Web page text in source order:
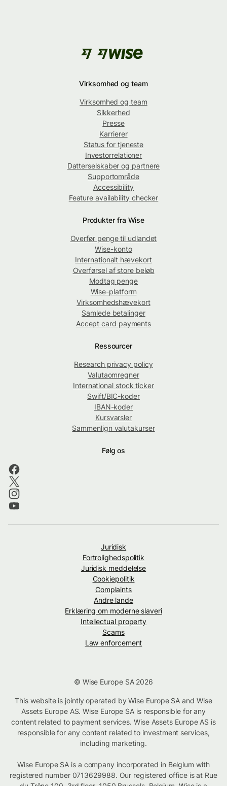
Virksomhed og team
Virksomhed og team
Sikkerhed
Presse
Karrierer
Status for tjeneste
Investorrelationer
Datterselskaber og partnere
Supportområde
Accessibility
Feature availability checker
Produkter fra Wise
Overfør penge til udlandet
Wise-konto
Internationalt hævekort
Overførsel af store beløb
Modtag penge
Wise-platform
Virksomhedshævekort
Samlede betalinger
Accept card payments
Ressourcer
Research privacy policy
Valutaomregner
International stock ticker
Swift/BIC-koder
IBAN-koder
Kursvarsler
Sammenlign valutakurser
Følg os
Juridisk
Fortrolighedspolitik
Juridisk meddelelse
Cookiepolitik
Complaints
Andre lande
Erklæring om moderne slaveri
Intellectual property
Scams
Law enforcement
© Wise Europe SA 2026
This website is jointly operated by Wise Europe SA and Wise
Assets Europe AS. Wise Europe SA is responsible for any
content related to payment services. Wise Assets Europe AS is
responsible for any content related to investment services,
including marketing.
Wise Europe SA is a company incorporated in Belgium with
registered number 0713629988. Our registered office is at Rue